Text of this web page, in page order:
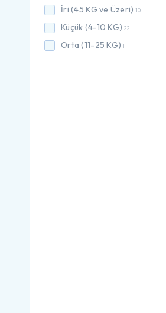
İri (45 KG ve Üzeri) 10
Küçük (4-10 KG) 22
Orta (11-25 KG) 11